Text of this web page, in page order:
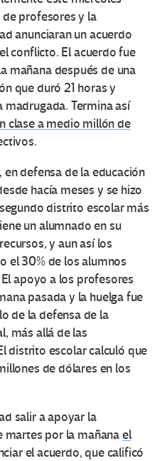
profesores y la
anunciaran un acuerdo
conflicto. El acuerdo fue
mañana después de una
que duró 21 horas y
madrugada. Termina así
clase a medio millón de
defensa de la educación
hacía meses y se hizo
distrito escolar más
un alumnado en su
y aun así los
el 30% de los alumnos
apoyo a los profesores
pasada y la huelga fue
de la defensa de la
más allá de las
distrito escolar calculó que
de dólares en los
salir a apoyar la
martes por la mañanael
el acuerdo, que calificó